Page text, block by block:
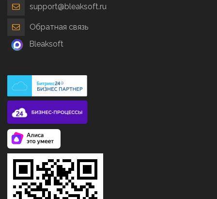
support@bleaksoft.ru
Обратная связь
Bleaksoft